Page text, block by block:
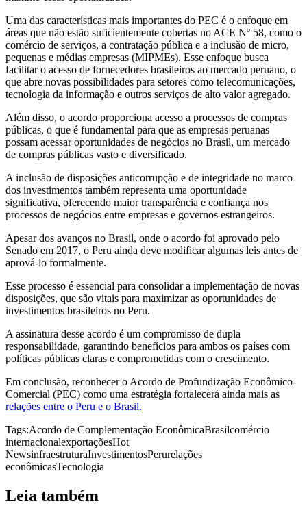
Uma das características mais importantes do PEC é o enfoque em
áreas que não estão suficientemente cobertas no ACE Nº 58, como o
comércio de serviços, a contratação pública e a inclusão de micro,
pequenas e médias empresas (MIPMEs). Esse enfoque busca
facilitar o acesso de fornecedores brasileiros ao mercado peruano, o
que abre novas possibilidades para setores como telecomunicações,
tecnologia da informação e outros serviços de alto valor agregado.
Além disso, o acordo proporciona acesso a processos de compras
públicas, o que é fundamental para que as empresas peruanas
possam acessar oportunidades de negócios no Brasil, um mercado
de compras públicas vasto e diversificado.
A inclusão de disposições anticorrupção e de integridade no marco
dos investimentos também representa uma oportunidade
significativa, oferecendo maior transparência e confiança nos
processos de negócios entre empresas e governos estrangeiros.
Apesar dos avanços no Brasil, onde o acordo foi aprovado pelo
Senado em 2017, o Peru ainda deve modificar algumas leis antes de
aprová-lo formalmente.
Esse processo é essencial para consolidar a implementação de novas
disposições, que são vitais para maximizar as oportunidades de
investimentos brasileiros no Peru.
A assinatura desse acordo é um compromisso de dupla
responsabilidade, garantindo benefícios para ambos os países com
políticas públicas claras e comprometidas com o crescimento.
Em conclusão, reconhecer o Acordo de Profundização Econômico-
Comercial (PEC) como uma estratégia fortalecerá ainda mais as
relações entre o Peru e o Brasil.
Tags:Acordo de Complementação EconômicaBrasilcomércio
internacionalexportaçõesHot
NewsinfraestruturaInvestimentosPerurelações
econômicasTecnologia
Leia também